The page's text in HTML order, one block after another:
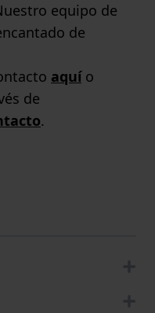
equipo de
de
aquío
de
.